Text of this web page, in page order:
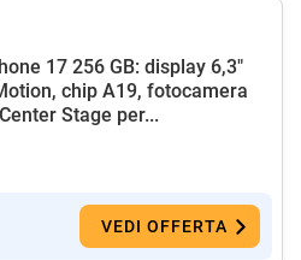
17 256 GB: display 6,3"
chip A19, fotocamera
Stage per...
VEDI OFFERTA